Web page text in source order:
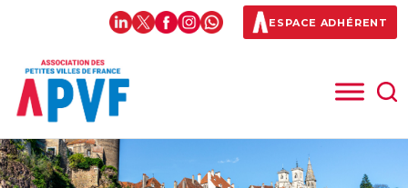
ESPACE ADHÉRENT